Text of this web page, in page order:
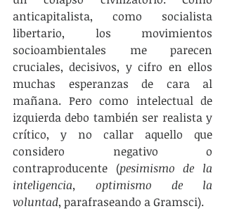
anticapitalista, como socialista
libertario, los movimientos
socioambientales me parecen
cruciales, decisivos, y cifro en ellos
muchas esperanzas de cara al
mañana. Pero como intelectual de
izquierda debo también ser realista y
crítico, y no callar aquello que
considero negativo o
contraproducente (pesimismo de la
inteligencia, optimismo de la
voluntad, parafraseando a Gramsci).